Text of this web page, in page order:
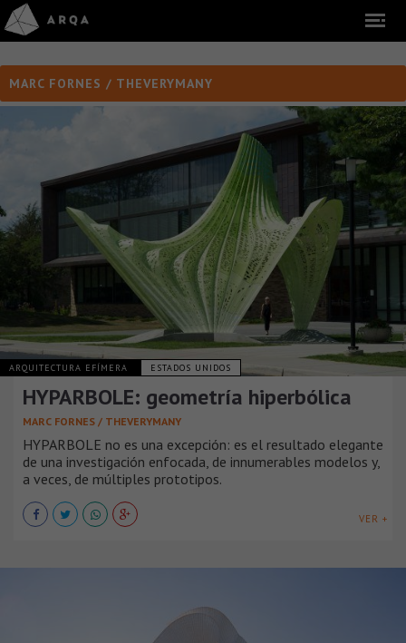
MARC FORNES / THEVERYMANY
ARQUITECTURA EFÍMERA ESTADOS UNIDOS
HYPARBOLE: geometría hiperbólica
MARC FORNES / THEVERYMANY
HYPARBOLE no es una excepción: es el resultado elegante
de una investigación enfocada, de innumerables modelos y,
a veces, de múltiples prototipos.
VER +